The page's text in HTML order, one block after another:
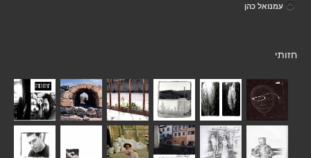
עמנואל כהן
חזותי